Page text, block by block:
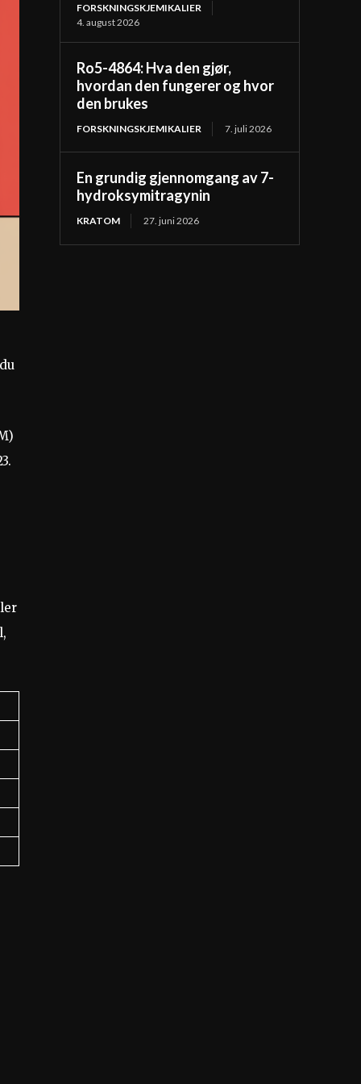
FORSKNINGSKJEMIKALIER
4. august 2026
Ro5-4864: Hva den gjør,
hvordan den fungerer og hvor
den brukes
FORSKNINGSKJEMIKALIER 7. juli 2026
En grundig gjennomgang av 7-
hydroksymitragynin
KRATOM 27. juni 2026